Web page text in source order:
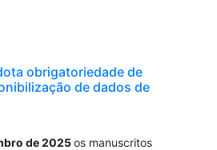
obrigatoriedade de
de dados de
de 2025os manuscritos